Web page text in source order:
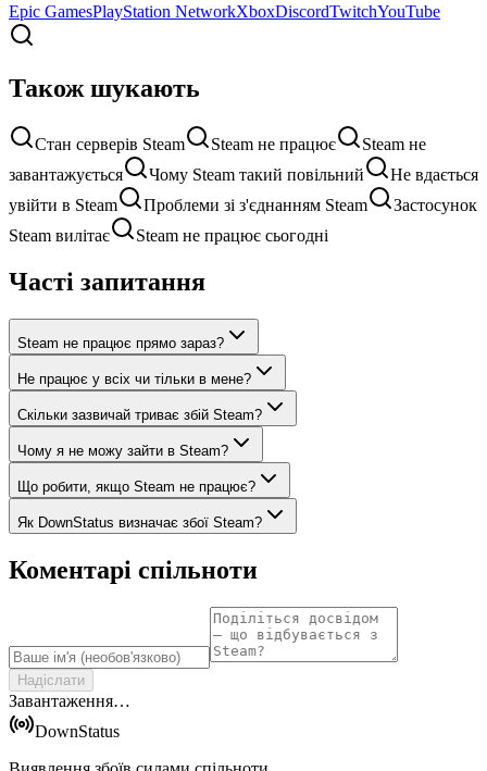
Epic GamesPlayStation NetworkXboxDiscordTwitchYouTube
Також шукають
Стан серверів Steam Steam не працює
Steam не
завантажується
Чому Steam такий повільний
Не вдається
увійти в Steam
Проблеми зі з'єднанням Steam
Застосунок
Steam вилітає
Steam не працює сьогодні
Часті запитання
Steam не працює прямо зараз?
Не працює у всіх чи тільки в мене?
Скільки зазвичай триває збій Steam?
Чому я не можу зайти в Steam?
Що робити, якщо Steam не працює?
Як DownStatus визначає збої Steam?
Коментарі спільноти
Надіслати
Завантаження…
DownStatus